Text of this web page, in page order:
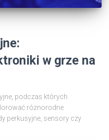
w grze na
podczas których
różnorodne
perkusyjne, sensory czy